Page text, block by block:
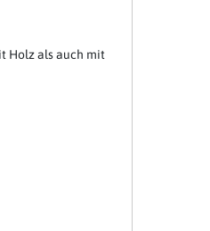
Holz als auch mit